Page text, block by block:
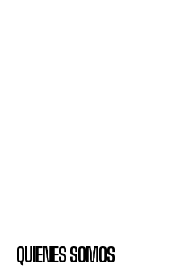
QUIENES SOMOS